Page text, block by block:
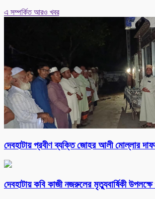
এ সম্পর্কিত আরও খবর
দেবহাটায় প্রবীণ ব্যক্তি জোহর আলী মোল্লার
দেবহাটায় কবি কাজী নজরুলের মৃত্যুবার্ষিকী